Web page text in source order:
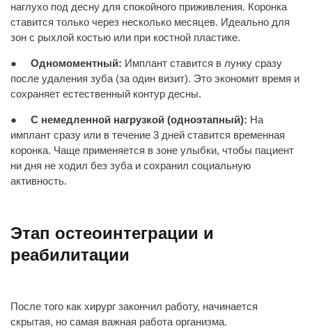
наглухо под десну для спокойного приживления. Коронка
ставится только через несколько месяцев. Идеально для
зон с рыхлой костью или при костной пластике.
● Одномоментный: Имплант ставится в лунку сразу
после удаления зуба (за один визит). Это экономит время и
сохраняет естественный контур десны.
● С немедленной нагрузкой (одноэтапный): На
имплант сразу или в течение 3 дней ставится временная
коронка. Чаще применяется в зоне улыбки, чтобы пациент
ни дня не ходил без зуба и сохранил социальную
активность.
Этап остеоинтеграции и
реабилитации
После того как хирург закончил работу, начинается
скрытая, но самая важная работа организма.